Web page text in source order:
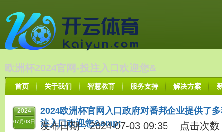
欧洲杯2024官网-投注入口欢迎您&
首页 关于我们 智慧教育 服务支持 解决方案
2024
07月03日
2024欧洲杯官网入口政府对番邦企业提供了
注入口欢迎您&amp;
发布日期：2024-07-03 09:35 点击次数